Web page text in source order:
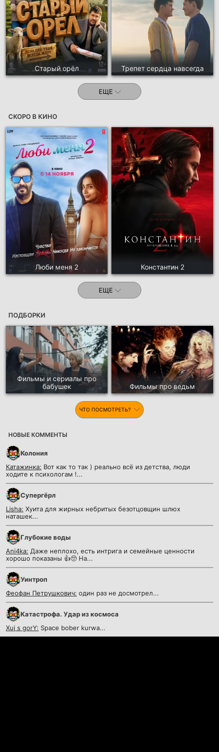
Старый орёл Трепет сердца навсегда
ЕЩЕ
СКОРО В КИНО
Люби меня 2 Константин 2
ЕЩЕ
ПОДБОРКИ
Фильмы и сериалы про
бабушек
Фильмы про ведьм
ЧТО ПОСМОТРЕТЬ?
НОВЫЕ КОММЕНТЫ
Колония
Катажинка: Вот как то так ) реально всё из детства, люди
ходите к психологам !...
Супергёрл
Lisha: Хуита для жирных небритых безотцовщин шлюх
наташек...
Глубокие воды
Ani4ka: Даже неплохо, есть интрига и семейные ценности
хорошо показаны 👍🥺 На...
Уинтроп
Феофан Петрушкович: один раз не досмотрел...
Катастрофа. Удар из космоса
Xuj s gorY: Space bober kurwa...